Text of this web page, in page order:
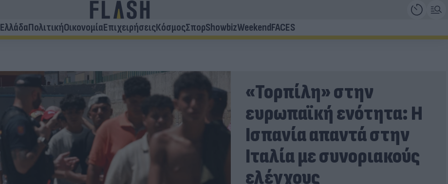
ΕλλάδαΠολιτικήΟικονομίαΕπιχειρήσειςΚόσμοςΣπορShowbizWeekendFACES
«Τορπίλη» στην
ευρωπαϊκή ενότητα: Η
Ισπανία απαντά στην
Ιταλία με συνοριακούς
ελέγχους